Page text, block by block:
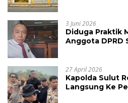
3 Juni 2026
Diduga Praktik
Anggota DPRD
27 April 2026
Kapolda Sulut
Langsung Ke